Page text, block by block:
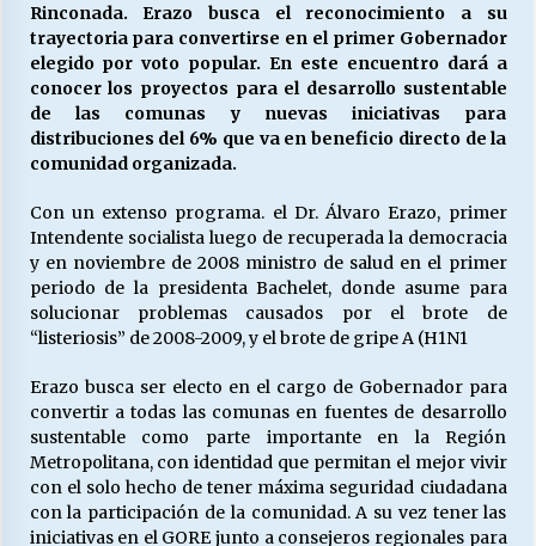
MUNICIPALIDADES, HONORARIOS, DESPIDOS
28/05/2026
Releyendo la Rerum Novarum a 135 años. “La
S.O.S. a los ricos, Save Our Souls (Salvar
Nuestras Almas)
30/04/2026
18/04/2026
Chile y sus segmentos de la riqueza
06/04/2026
Rinconada. Erazo busca el reconocimiento a su
trayectoria para convertirse en el primer Gobernador
elegido por voto popular. En este encuentro dará a
conocer los proyectos para el desarrollo sustentable
de las comunas y nuevas iniciativas para
distribuciones del 6% que va en beneficio directo de la
comunidad organizada.
Con un extenso programa. el Dr. Álvaro Erazo, primer
Intendente socialista luego de recuperada la democracia
y en noviembre de 2008 ministro de salud en el primer
periodo de la presidenta Bachelet, donde asume para
solucionar problemas causados por el brote de
“listeriosis” de 2008-2009, y el brote de gripe A (H1N1
Erazo busca ser electo en el cargo de Gobernador para
convertir a todas las comunas en fuentes de desarrollo
sustentable como parte importante en la Región
Metropolitana, con identidad que permitan el mejor vivir
con el solo hecho de tener máxima seguridad ciudadana
con la participación de la comunidad. A su vez tener las
iniciativas en el GORE junto a consejeros regionales para